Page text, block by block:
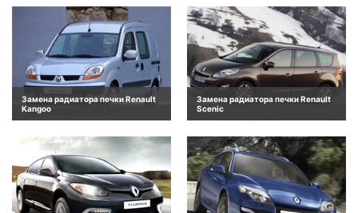
Замена радиатора печки Renault
Kangoo
Замена радиатора печки Renault
Scenic